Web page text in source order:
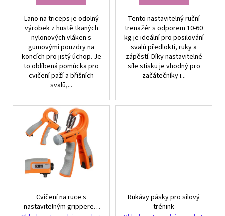
Lano na triceps je odolný
výrobek z hustě tkaných
nylonových vláken s
gumovými pouzdry na
koncích pro jistý úchop. Je
to oblíbená pomůcka pro
cvičení paží a břišních
svalů,...
Tento nastavitelný ruční
trenažér s odporem 10-60
kg je ideální pro posilování
svalů předloktí, ruky a
zápěstí. Díky nastavitelné
síle stisku je vhodný pro
začátečníky i...
Cvičení na ruce s
nastavitelným gripperem
Rukávy pásky pro silový
trénink